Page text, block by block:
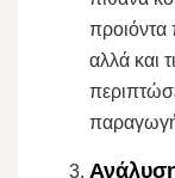
προιόντα
αλλά και